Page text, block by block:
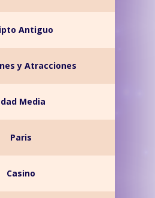
Antiguo
y Atracciones
Media
Paris
Casino